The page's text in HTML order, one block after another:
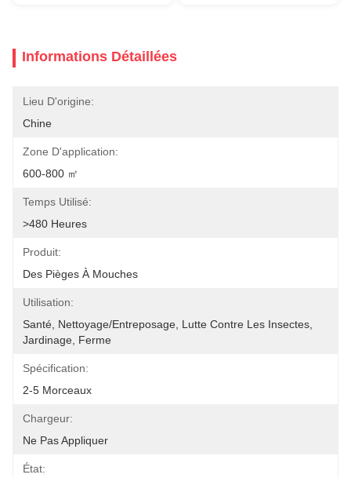
Informations Détaillées
Lieu D'origine:
Chine
Zone D'application:
600-800 ㎡
Temps Utilisé:
>480 Heures
Produit:
Des Pièges À Mouches
Utilisation:
Santé, Nettoyage/entreposage, Lutte Contre Les Insectes,
Jardinage, Ferme
Spécification:
2-5 Morceaux
Chargeur:
Ne Pas Appliquer
État: